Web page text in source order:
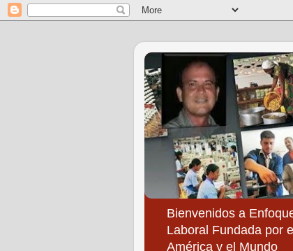
Bienvenidos a
Laboral Fundada por
América y el Mundo